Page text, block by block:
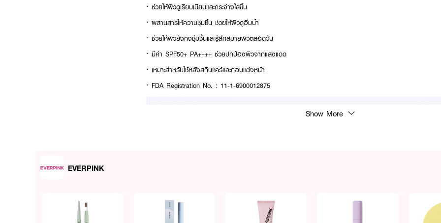
· ช่วยให้ผิวดูเรียบเนียนและกระจ่างใสขึ้น
· ผสานสารให้ความชุ่มชื้น ช่วยให้ผิวดูอิ่มน้ำ
· ช่วยให้ผิวยังคงชุ่มชื้นและรู้สึกสบายผิวตลอดวัน
· มีค่า SPF50+ PA++++ ช่วยปกป้องผิวจากแสงแดด
· เหมาะสำหรับใช้หลังสกินแคร์และก่อนแต่งหน้า
· FDA Registration No. : 11-1-6900012875
Show More
EVERPINK